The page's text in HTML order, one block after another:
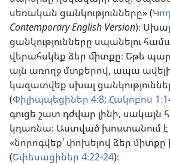
սեռական ցանկությունները» (
Contemporary English Version)։
ցանկությունները սպանելու
վերահսկեք ձեր միտքը։ Եթե
այն առողջ մտքերով, ապա ավելի
կազատվեք սխալ
(Փիլիպպեցիներ 4։8; Հակոբոս
գուցե շատ դժվար լինի, սակայն
կդառնա։ Աստված խոստանում է
«նորոգվեք՝ փոխելով ձեր
(Եփեսացիներ 4։22-24)։